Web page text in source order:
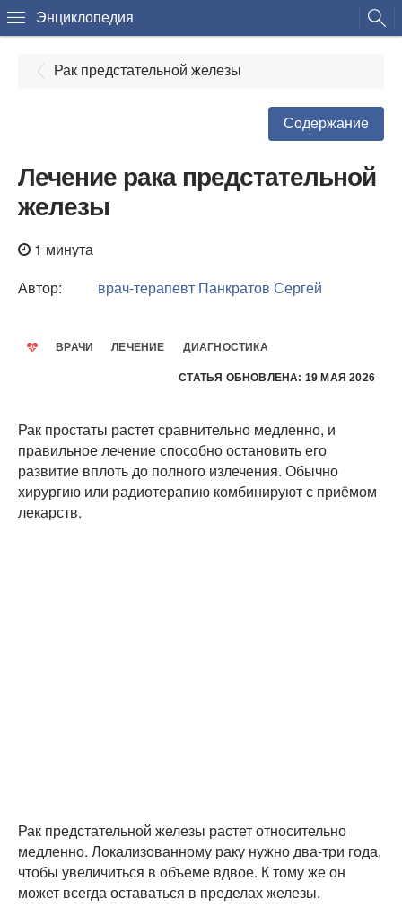
Энциклопедия
Рак предстательной железы
Содержание
Лечение рака предстательной
железы
1 минута
Автор:
врач-терапевт Панкратов Сергей
ВРАЧИ ЛЕЧЕНИЕ ДИАГНОСТИКА
СТАТЬЯ ОБНОВЛЕНА: 19 МАЯ 2026
Рак простаты растет сравнительно медленно, и
правильное лечение способно остановить его
развитие вплоть до полного излечения. Обычно
хирургию или радиотерапию комбинируют с приёмом
лекарств.
Рак предстательной железы растет относительно
медленно. Локализованному раку нужно два-три года,
чтобы увеличиться в объеме вдвое. К тому же он
может всегда оставаться в пределах железы.